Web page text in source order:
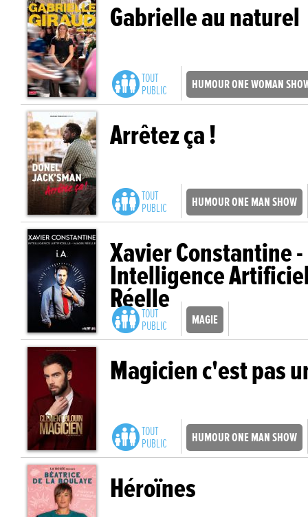
Gabrielle au naturel
TOUT
PUBLIC HUMOUR ONE WOMAN
Arrêtez ça !
TOUT
PUBLIC HUMOUR ONE MAN SHOW
Xavier Constantine
Intelligence
Réelle
TOUT
PUBLIC MAGIE
Magicien c'est pas
TOUT
PUBLIC HUMOUR ONE MAN SHOW
Héroïnes